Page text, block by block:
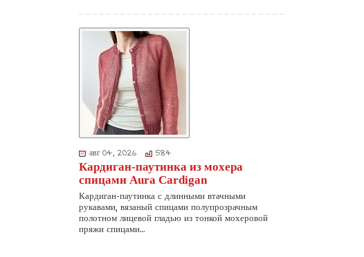
авг 04, 2026 584
Кардиган-паутинка из мохера
спицами Aura Cardigan
Кардиган-паутинка с длинными втачными
рукавами, вязаный спицами полупрозрачным
полотном лицевой гладью из тонкой мохеровой
пряжи спицами…